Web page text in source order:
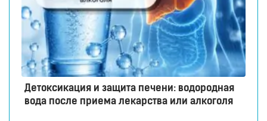
Детоксикация и защита печени: водородная
вода после приема лекарства или алкоголя